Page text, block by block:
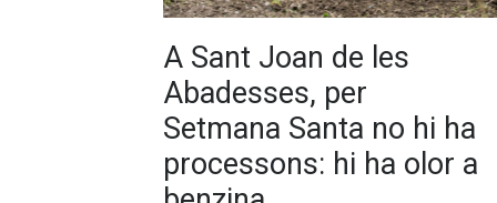
A Sant Joan de les
Abadesses, per
Setmana Santa no hi ha
processons: hi ha olor a